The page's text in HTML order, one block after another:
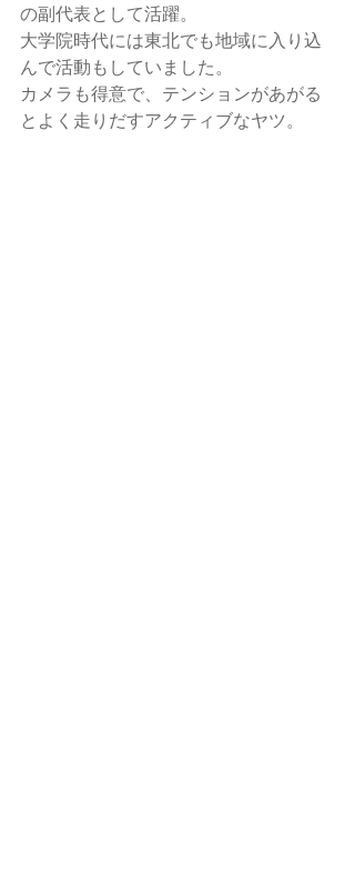
の副代表として活躍。
大学院時代には東北でも地域に入り込
んで活動もしていました。
カメラも得意で、テンションがあがる
とよく走りだすアクティブなヤツ。